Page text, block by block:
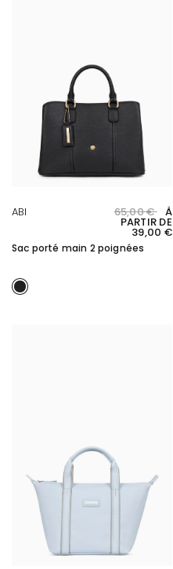
ABI 65,00 € À
PARTIR DE
39,00 €
Sac porté main 2 poignées
Noir